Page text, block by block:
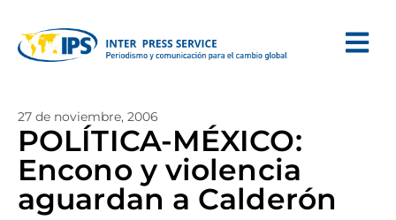
27 de noviembre, 2006
POLÍTICA-MÉXICO:
Encono y violencia
aguardan a Calderón